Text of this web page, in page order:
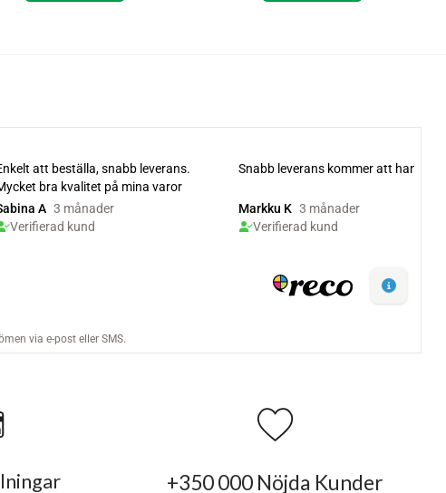
+350 000 Nöjda Kunder